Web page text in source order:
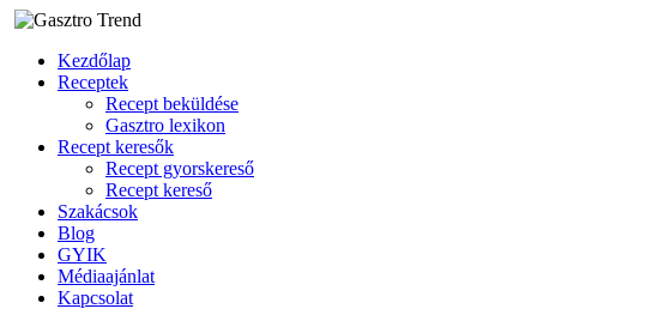
Kezdőlap
Receptek
Recept beküldése
Gasztro lexikon
Recept keresők
Recept gyorskereső
Recept kereső
Szakácsok
Blog
GYIK
Médiaajánlat
Kapcsolat